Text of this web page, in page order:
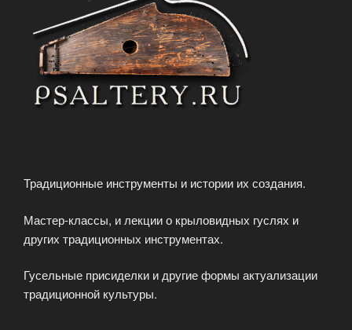
Традиционные инструменты и истории их создания.
Мастер-классы, и лекции о крыловидных гуслях и
других традиционных инструментах.
Гусельные присиделки и другие формы актуализации
традиционной культуры.